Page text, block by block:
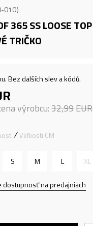
010
365 SS LOOSE TOP
TRIČKO
Bez dalších slev a kódů.
výrobcu:32,99EUR
Veľkosti CM
S M L XL
dostupnosť na predajniach